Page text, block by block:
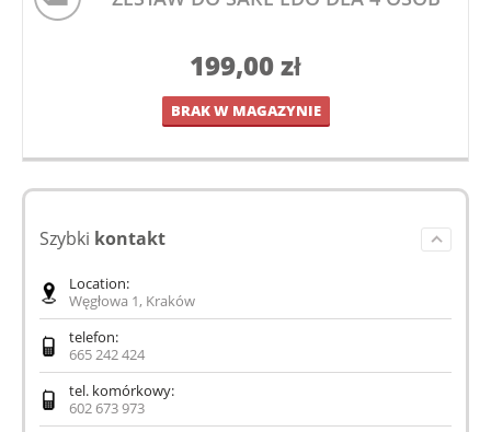
199,00zł
BRAK W MAGAZYNIE
Szybki kontakt
Location:
Węgłowa 1, Kraków
telefon:
665 242 424
tel. komórkowy:
602 673 973